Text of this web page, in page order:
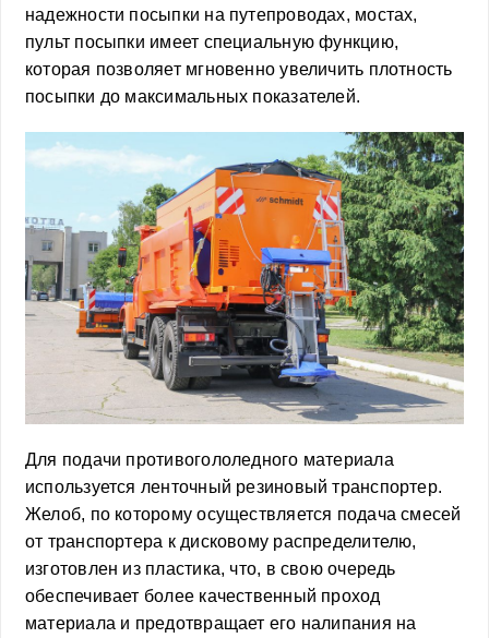
надежности посыпки на путепроводах, мостах,
пульт посыпки имеет специальную функцию,
которая позволяет мгновенно увеличить плотность
посыпки до максимальных показателей.
Для подачи противогололедного материала
используется ленточный резиновый транспортер.
Желоб, по которому осуществляется подача смесей
от транспортера к дисковому распределителю,
изготовлен из пластика, что, в свою очередь
обеспечивает более качественный проход
материала и предотвращает его налипания на